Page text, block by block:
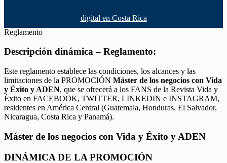
digital en Costa Rica
Reglamento
Descripción dinámica – Reglamento:
Este reglamento establece las condiciones, los alcances y las
limitaciones de la PROMOCIÓN Máster de los negocios con Vida
y Éxito y ADEN, que se ofrecerá a los FANS de la Revista Vida y
Éxito en FACEBOOK, TWITTER, LINKEDIN e INSTAGRAM,
residentes en América Central (Guatemala, Honduras, El Salvador,
Nicaragua, Costa Rica y Panamá).
Máster de los negocios con Vida y Éxito y ADEN
DINÁMICA DE LA PROMOCIÓN